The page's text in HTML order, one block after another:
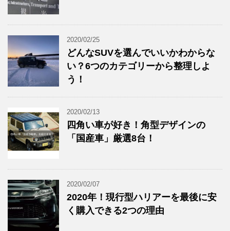
2020/02/25
どんなSUVを選んでいいかわからな
い？6つのカテゴリーから整理しよ
う！
2020/02/13
四角い車が好き！角型デザインの
「国産車」厳選8台！
2020/02/07
2020年！現行型ハリアーを最後に安
く購入できる2つの理由